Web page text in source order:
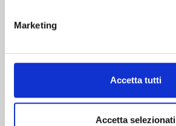
Marketing
Accetta tutti
Accetta selezionati
Mostra tutto